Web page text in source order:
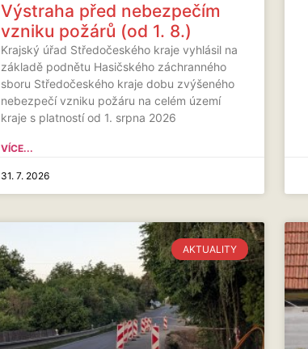
Výstraha před nebezpečím
vzniku požárů (od 1. 8.)
Krajský úřad Středočeského kraje vyhlásil na
základě podnětu Hasičského záchranného
sboru Středočeského kraje dobu zvýšeného
nebezpečí vzniku požáru na celém území
kraje s platností od 1. srpna 2026
VÍCE...
31. 7. 2026
AKTUALITY